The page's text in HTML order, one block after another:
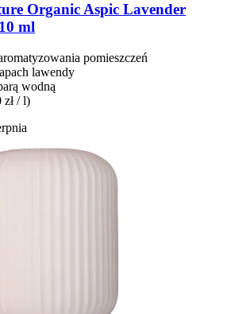
Organic Aspic Lavender
ml
pomieszczeń
lawendy
wodną
zł / l)